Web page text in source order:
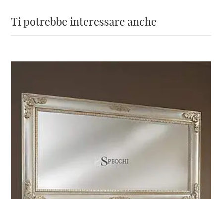
questo specchio di lusso alla tua collezione di
arredamento.
sosterrai anche il lavoro artigianale italiano di
alta qualità. Non esitare, aggiungi questo
specchio unico alla tua casa oggi stesso!”
Non hai trovato lo specchio
cornice bianca che cercavi?
Ti potrebbe interessare anche